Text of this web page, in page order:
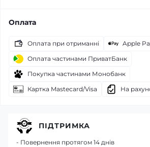
Оплата
Оплата при отриманні Apple
Оплата частинами ПриватБанк
Покупка частинами Монобанк
Картка Mastecard/Visa
На
ПІДТРИМКА
- Повернення протягом 14 днів